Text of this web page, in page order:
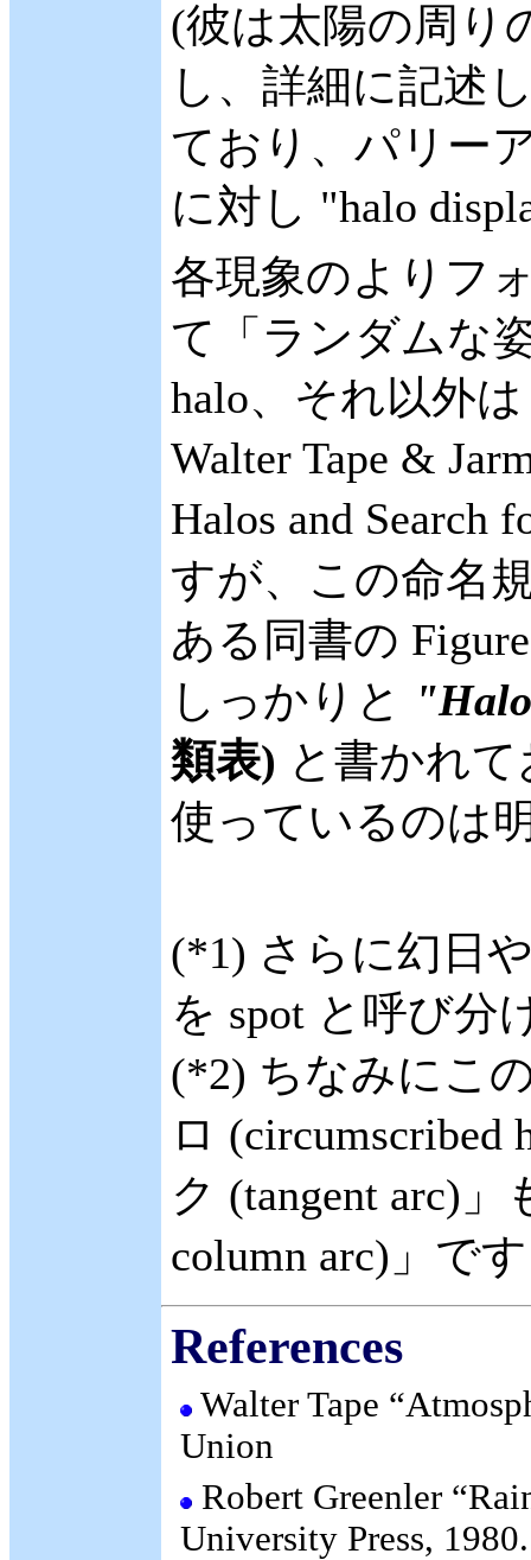
(彼は太陽の周り
し、詳細に記述
ており、パリー
に対し "halo
各現象のよりフ
て「ランダムな
halo、それ以外
Walter Tape &
Halos and
すが、この命名
ある同書の
しっかりと
類表) と書かれ
使っているのは
(*1) さらに幻日
を spot と呼び分
(*2) ちなみにこ
ロ
ク (tangent arc)
column arc)」で
References
Walter Tape
Union
Robert Greenler
University Press, 1980.